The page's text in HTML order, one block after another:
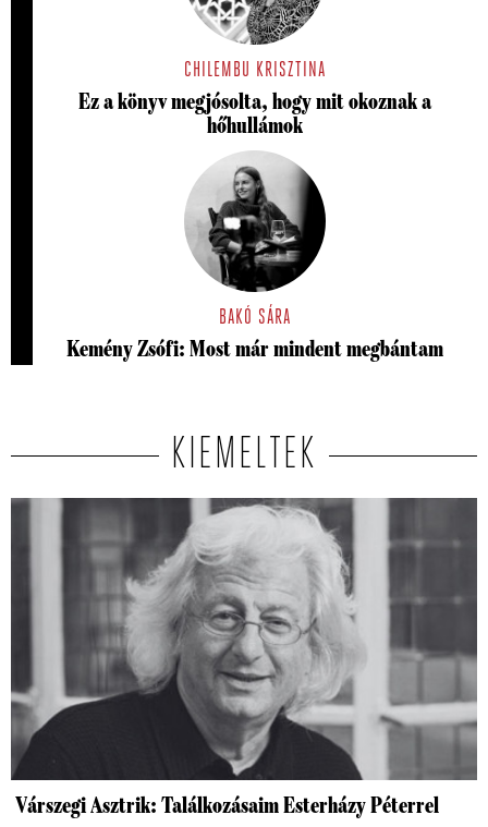
CHILEMBU KRISZTINA
Ez a könyv megjósolta, hogy mit okoznak a
hőhullámok
BAKÓ SÁRA
Kemény Zsófi: Most már mindent megbántam
KIEMELTEK
Várszegi Asztrik: Találkozásaim Esterházy Péterrel